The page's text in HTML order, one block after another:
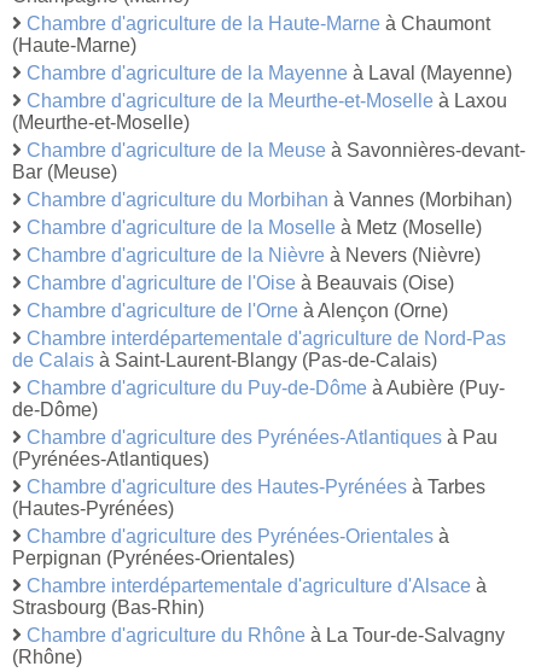
Chambre d'agriculture de la Haute-Marne à Chaumont
(Haute-Marne)
Chambre d'agriculture de la Mayenne à Laval (Mayenne)
Chambre d'agriculture de la Meurthe-et-Moselle à Laxou
(Meurthe-et-Moselle)
Chambre d'agriculture de la Meuse à Savonnières-devant-
Bar (Meuse)
Chambre d'agriculture du Morbihan à Vannes (Morbihan)
Chambre d'agriculture de la Moselle à Metz (Moselle)
Chambre d'agriculture de la Nièvre à Nevers (Nièvre)
Chambre d'agriculture de l'Oise à Beauvais (Oise)
Chambre d'agriculture de l'Orne à Alençon (Orne)
Chambre interdépartementale d'agriculture de Nord-Pas
de Calais à Saint-Laurent-Blangy (Pas-de-Calais)
Chambre d'agriculture du Puy-de-Dôme à Aubière (Puy-
de-Dôme)
Chambre d'agriculture des Pyrénées-Atlantiques à Pau
(Pyrénées-Atlantiques)
Chambre d'agriculture des Hautes-Pyrénées à Tarbes
(Hautes-Pyrénées)
Chambre d'agriculture des Pyrénées-Orientales à
Perpignan (Pyrénées-Orientales)
Chambre interdépartementale d'agriculture d'Alsace à
Strasbourg (Bas-Rhin)
Chambre d'agriculture du Rhône à La Tour-de-Salvagny
(Rhône)